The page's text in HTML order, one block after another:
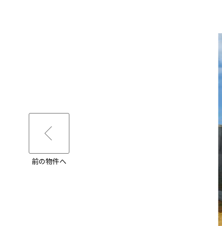
前の物件へ